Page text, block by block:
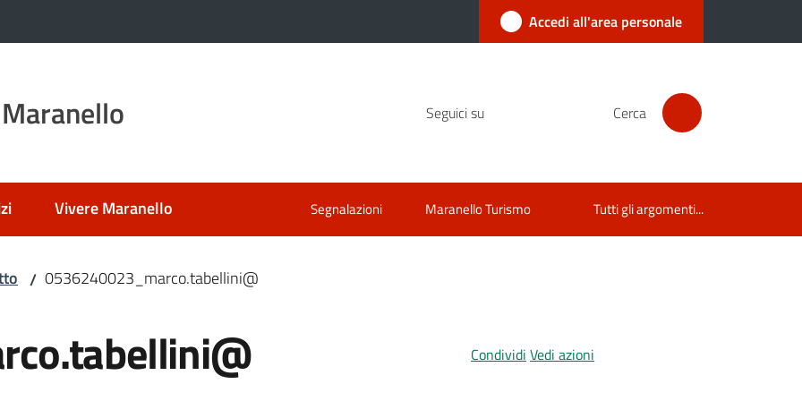
Accedi all'area personale
Seguici su Cerca
Vivere Maranello Segnalazioni Maranello Turismo Tutti gli argomenti...
/ 0536240023_marco.tabellini@
Condividi Vedi azioni